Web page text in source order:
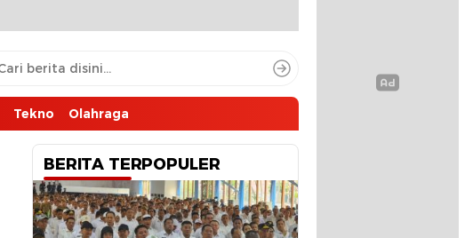
Tekno Olahraga
BERITA TERPOPULER